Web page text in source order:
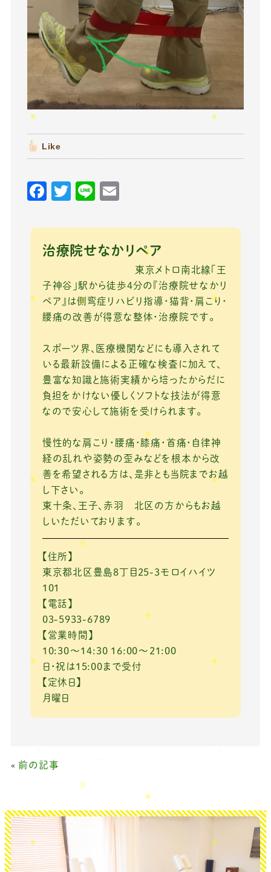
Like
F
c
e
o
o
k
T
it
te
Li
e
ai
l
治療院せなかリペア
東京メトロ南北線「王
子神谷」駅から徒歩4分の『治療院せなかリ
ペア』は側弯症リハビリ指導・猫背・肩こり・
腰痛の改善が得意な整体・治療院です。
スポーツ界、医療機関などにも導入されて
いる最新設備による正確な検査に加えて、
豊富な知識と施術実績から培ったからだに
負担をかけない優しくソフトな技法が得意
なので安心して施術を受けられます。
慢性的な肩こり・腰痛・膝痛・首痛・自律神
経の乱れや姿勢の歪みなどを根本から改
善を希望される方は、是非とも当院までお越
し下さい。
東十条、王子、赤羽 北区の方からもお越
しいただいております。
【住所】
東京都北区豊島8丁目25-3モロイハイツ
101
【電話】
03-5933-6789
【営業時間】
10:30～14:30 16:00～21:00
日・祝は15:00まで受付
【定休日】
月曜日
« 前の記事